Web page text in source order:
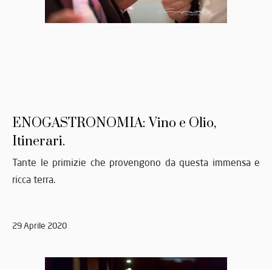
ENOGASTRONOMIA: Vino e Olio,
Itinerari.
Tante le primizie che provengono da questa immensa e
ricca terra.
29 Aprile 2020